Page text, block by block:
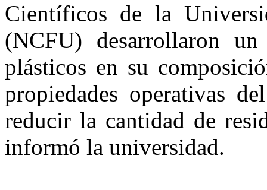
Científicos de la
(NCFU) desarrollaron
plásticos en su
propiedades operativas
reducir la cantidad de
informó la universidad.